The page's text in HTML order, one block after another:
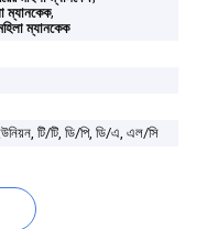
ম্যানকেক,
ম্যানকেক
টি/টি, ডি/পি, ডি/এ, এল/সি